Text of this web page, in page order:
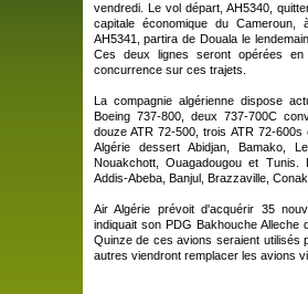
vendredi. Le vol départ, AH5340,
capitale économique du
AH5341, partira de Douala le
Ces deux lignes seront opérées
concurrence sur ces trajets.
La compagnie algérienne dispose
Boeing 737-800, deux 737-700C
douze ATR 72-500, trois ATR 72-
Algérie dessert Abidjan, Bamako,
Nouakchott, Ouagadougou et
Addis-Abeba, Banjul, Brazzaville,
Air Algérie prévoit d'acquérir 35
indiquait son PDG Bakhouche Alleche
Quinze de ces avions seraient utilisés
autres viendront remplacer les avions